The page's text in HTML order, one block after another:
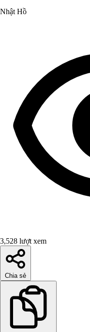
Nhật Hồ
3,528 lượt xem
Chia sẻ